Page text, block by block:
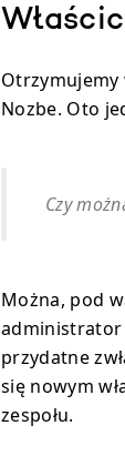
Nozbe. Oto
Czy
Można, pod
administrator
przydatne
się nowym
zespołu.